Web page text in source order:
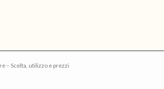
– Scelta, utilizzo e prezzi